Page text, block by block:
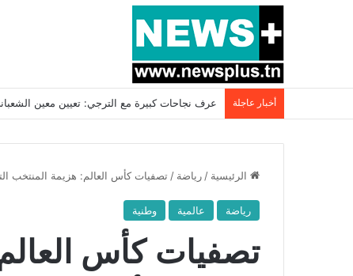
أخبار عاجلة بسبب المرزوقي وبتكليف من سعيّد: الخارجية
الرئيسية / رياضة / تصفيات كأس العالم: هزيمة المنتخب
رياضة عالمية وطنية
تصفيات كأس